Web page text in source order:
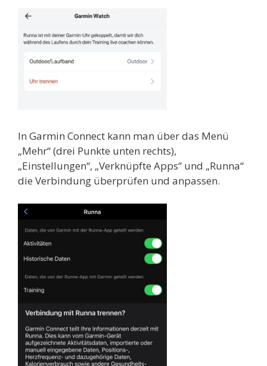
In Garmin Connect kann man über das Menü
„Mehr“ (drei Punkte unten rechts),
„Einstellungen“, „Verknüpfte Apps“ und „Runna“
die Verbindung überprüfen und anpassen.